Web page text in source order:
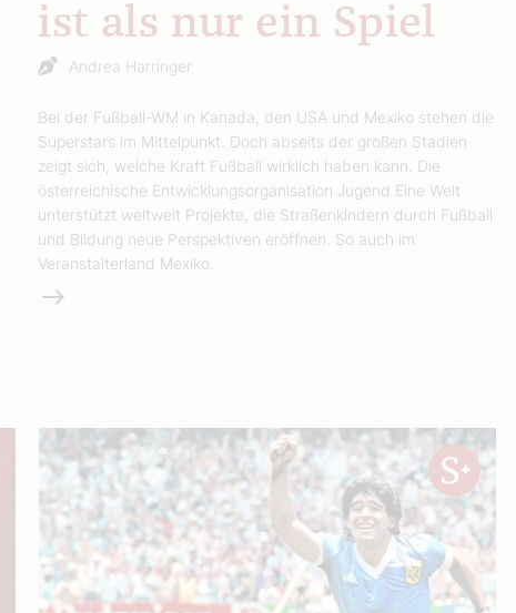
ist als nur ein Spiel
Andrea Harringer
Bei der Fußball-WM in Kanada, den USA und Mexiko stehen die
Superstars im Mittelpunkt. Doch abseits der großen Stadien
zeigt sich, welche Kraft Fußball wirklich haben kann. Die
österreichische Entwicklungsorganisation Jugend Eine Welt
unterstützt weltweit Projekte, die Straßenkindern durch Fußball
und Bildung neue Perspektiven eröffnen. So auch im
Veranstalterland Mexiko.
Weiterlesen